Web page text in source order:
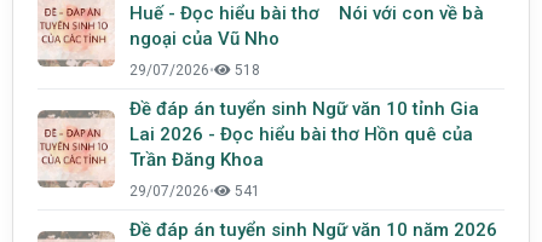
Huế - Đọc hiểu bài thơ Nói với con về bà
ngoại của Vũ Nho
29/07/2026• 518
Đề đáp án tuyển sinh Ngữ văn 10 tỉnh Gia
Lai 2026 - Đọc hiểu bài thơ Hồn quê của
Trần Đăng Khoa
29/07/2026• 541
Đề đáp án tuyển sinh Ngữ văn 10 năm 2026